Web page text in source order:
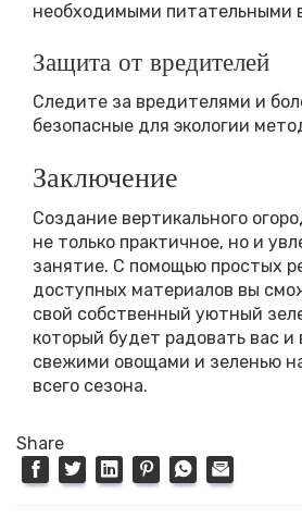
необходимыми питательными
Защита от вредителей
Следите за вредителями и
безопасные для экологии
Заключение
Создание вертикального
не только практичное, но и
занятие. С помощью простых
доступных материалов вы
свой собственный уютный
который будет радовать вас и
свежими овощами и зеленью
всего сезона.
Share